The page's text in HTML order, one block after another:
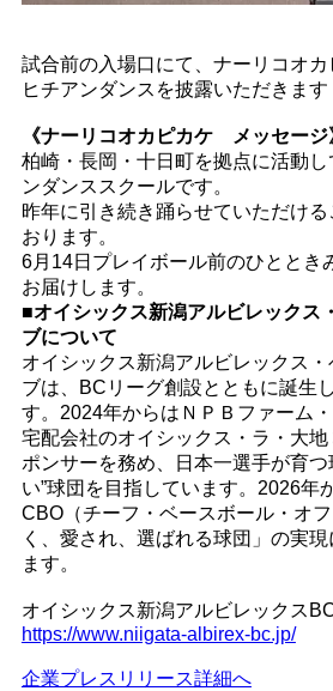
試合前の入場口にて、ナーリコオ
ヒチアンダンスを披露いただきます
《ナーリコオカピカケ メッセージ
柏崎・長岡・十日町を拠点に活動
ンダンススクールです。
昨年に引き続き踊らせていただけ
おります。
6月14日プレイボール前のひととき
お届けします。
■オイシックス新潟アルビレックス
ブについて
オイシックス新潟アルビレックス
ブは、BCリーグ創設とともに誕生
す。2024年からはＮＰＢファーム
宅配会社のオイシックス・ラ・大
ポンサーを務め、日本一選手が育つ
い”球団を目指しています。2026年
CBO（チーフ・ベースボール・オ
く、愛され、選ばれる球団」の実
ます。
オイシックス新潟アルビレックス
https://www.niigata-albirex-bc.jp/
企業プレスリリース詳細へ